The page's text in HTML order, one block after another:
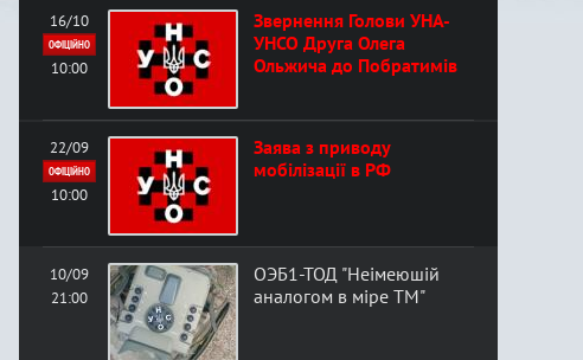
16/10
ОФІЦІЙНО
10:00
Звернення Голови УНА-
УНСО Друга Олега
Ольжича до Побратимів
22/09
ОФІЦІЙНО
10:00
Заява з приводу
мобілізації в РФ
10/09
21:00
ОЭБ1-ТОД "Неімеюшій
аналогом в міре ТМ"